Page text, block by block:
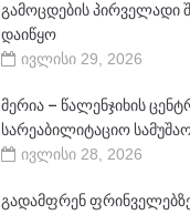
გამოცდების პირველადი
დაიწყო
ივლისი 29, 2026
მერია – წალენჯიხის
სარეაბილიტაციო
ივლისი 28, 2026
გადამფრენ